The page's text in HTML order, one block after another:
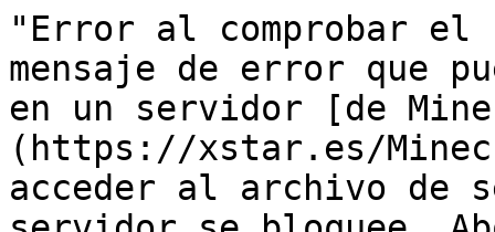
"Error al comprobar el
mensaje de error que
en un servidor [de
(https://xstar.es/
acceder al archivo de